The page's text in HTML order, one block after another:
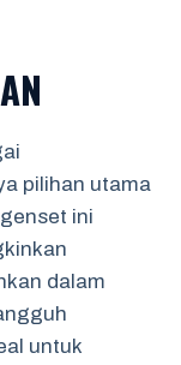
pilihan utama
ini
dalam
untuk